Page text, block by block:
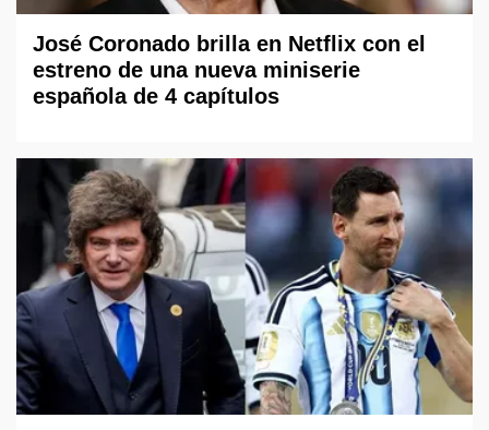
José Coronado brilla en Netflix con el
estreno de una nueva miniserie
española de 4 capítulos